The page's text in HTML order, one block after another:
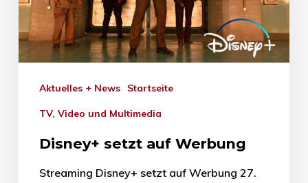
Aktuelles + News Startseite
TV, Video und Multimedia
Disney+ setzt auf Werbung
Streaming Disney+ setzt auf Werbung 27.